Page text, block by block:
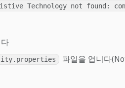
Technology not found:
파일을 엽니다